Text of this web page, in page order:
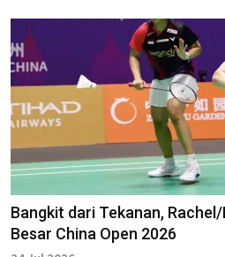
Bangkit dari Tekanan,
Besar China Open 2026